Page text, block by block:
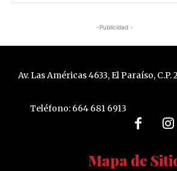
-Publicidad -
Av. Las Américas 4633, El Paraíso, C.P.
Teléfono: 664 681 6913
Mapa de